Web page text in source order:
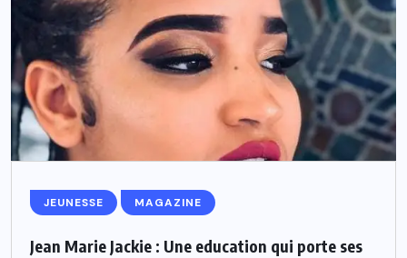
JEUNESSE MAGAZINE
Jean Marie Jackie : Une education qui porte ses